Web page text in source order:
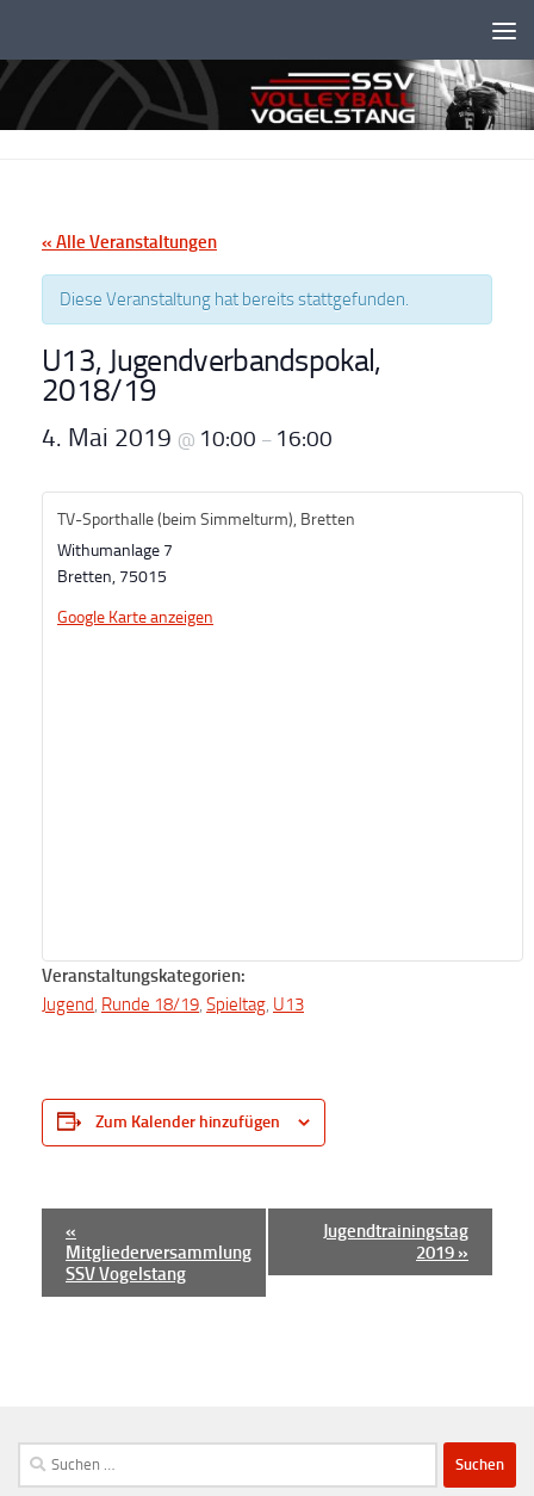
« Alle Veranstaltungen
Diese Veranstaltung hat bereits stattgefunden.
U13, Jugendverbandspokal,
2018/19
4. Mai 2019 @ 10:00 – 16:00
TV-Sporthalle (beim Simmelturm), Bretten
Withumanlage 7
Bretten, 75015
Google Karte anzeigen
Veranstaltungskategorien:
Jugend Runde 18/19 Spieltag U13
Zum Kalender hinzufügen
r
a
«
Mitgliederversammlung
SSV Vogelstang
Jugendtrainingstag
2019 »
Suchen
nach: